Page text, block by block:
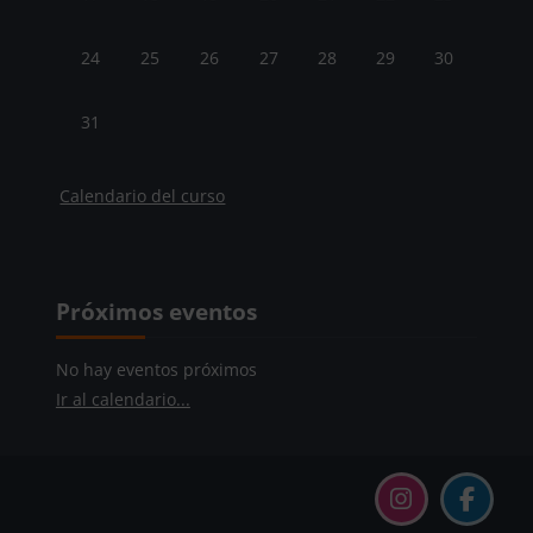
Sin eventos, lunes, 24 agosto
24 Sin eventos, martes, 25 agosto
25 Sin eventos, miércoles, 26 agosto
26 Sin eventos, jueves, 27 agosto
27 Sin eventos, viernes, 28
28 Sin eventos,
29 Sin
30
Sin eventos, lunes, 31 agosto
31
Calendario del curso
Bloques
Próximos eventos
No hay eventos próximos
Ir al calendario...